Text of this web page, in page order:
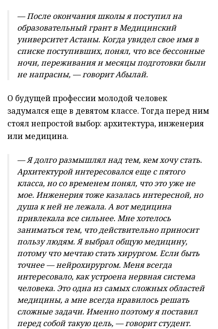
— После окончания школы я поступил на
образовательный грант в Медицинский
университет Астаны. Когда увидел свое имя в
списке поступивших, понял, что все бессонные
ночи, переживания и месяцы подготовки были
не напрасны, — говорит Абылай.
О будущей профессии молодой человек
задумался еще в девятом классе. Тогда перед ним
стоял непростой выбор: архитектура, инженерия
или медицина.
— Я долго размышлял над тем, кем хочу стать.
Архитектурой интересовался еще с пятого
класса, но со временем понял, что это уже не
мое. Инженерия тоже казалась интересной, но
душа к ней не лежала. А вот медицина
привлекала все сильнее. Мне хотелось
заниматься тем, что действительно приносит
пользу людям. Я выбрал общую медицину,
потому что мечтаю стать хирургом. Если быть
точнее — нейрохирургом. Меня всегда
интересовало, как устроена нервная система
человека. Это одна из самых сложных областей
медицины, а мне всегда нравилось решать
сложные задачи. Именно поэтому я поставил
перед собой такую цель, — говорит студент.